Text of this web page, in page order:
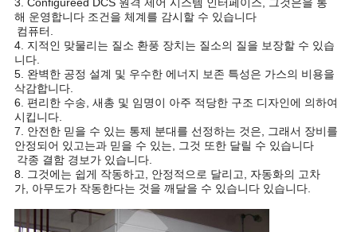
3. Configureed DCS 원격 제어 시스템 인터페이스, 그것은을 통
해 운영합니다 조건을 체계를 감시할 수 있습니다
컴퓨터.
4. 지적인 맞물리는 질소 환풍 장치는 질소의 질을 보장할 수 있습
니다.
5. 완벽한 공정 설계 및 우수한 에너지 보존 특성은 가스의 비용을
삭감합니다.
6. 편리한 수송, 새총 및 임명이 아주 적당한 구조 디자인에 의하여
시킵니다.
7. 안전한 믿을 수 있는 통제 분대를 선정하는 것은, 그래서 장비를
안정되어 있고는과 믿을 수 있는, 그것 또한 달릴 수 있습니다
각종 결함 경보가 있습니다.
8. 그것에는 쉽게 작동하고, 안정적으로 달리고, 자동화의 고차
가, 아무도가 작동한다는 것을 깨달을 수 있습니다 있습니다.